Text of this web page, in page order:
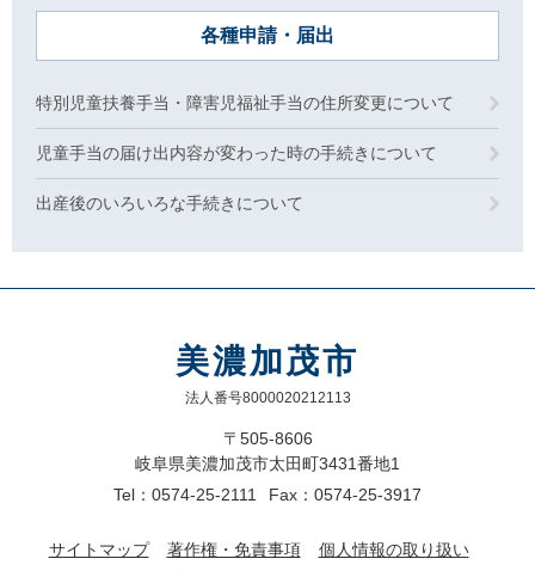
各種申請・届出
特別児童扶養手当・障害児福祉手当の住所変更について
児童手当の届け出内容が変わった時の手続きについて
出産後のいろいろな手続きについて
美濃加茂市
法人番号8000020212113
〒505-8606
岐阜県美濃加茂市太田町3431番地1
Tel：0574-25-2111
Fax：0574-25-3917
サイトマップ 著作権・免責事項
個人情報の取り扱い